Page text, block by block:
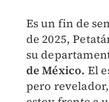
Es un fin de
de 2025,
su
de México. El
pero